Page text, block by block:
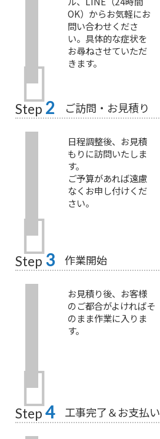
OK）からお気軽にお
問い合わせくださ
い。具体的な症状を
お尋ねさせていただ
きます。
Step 2 ご訪問・お見積り
日程調整後、お見積
もりに訪問いたしま
す。
ご予算があれば遠慮
なくお申し付けくだ
さい。
Step 3 作業開始
お見積り後、お客様
のご都合がよければそ
のまま作業に入りま
す。
Step 4 工事完了＆お支払い